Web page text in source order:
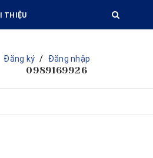
THIỆU
Đăng ký / Đăng nhập
0989169926